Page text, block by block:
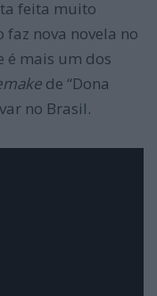
feita muito
faz nova novela no
é mais um dos
de “Dona
no Brasil.